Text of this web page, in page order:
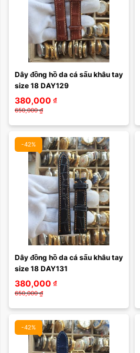
Dây đồng hồ da cá sấu khâu tay
size 18 DAY129
380,000 ₫
650,000 ₫
-42%
Dây đồng hồ da cá sấu khâu tay
size 18 DAY131
380,000 ₫
650,000 ₫
-42%